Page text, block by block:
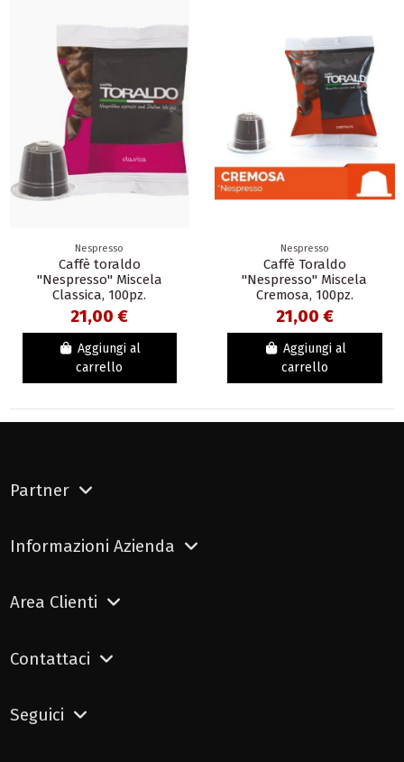
Nespresso
Caffè toraldo
"Nespresso" Miscela
Classica, 100pz.
21,00 €
Aggiungi al
carrello
Nespresso
Caffè Toraldo
"Nespresso" Miscela
Cremosa, 100pz.
21,00 €
Aggiungi al
carrello
Partner
Informazioni Azienda
Area Clienti
Contattaci
Seguici